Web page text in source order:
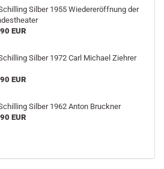
Silber 1955 Wiedereröffnung der
EUR
Silber 1972 Carl Michael Ziehrer
EUR
Silber 1962 Anton Bruckner
EUR